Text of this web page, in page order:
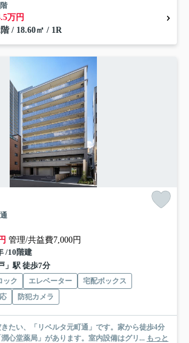
万円
/ 18.60㎡ / 1R
管理/共益費7,000円
/10階建
」駅 徒歩7分
ック エレベーター
宅配ボックス
防犯カメラ
たい、「リベルタ元町通」です。家から徒歩4分
心堂薬局」があります。室内設備はグリ... もっと